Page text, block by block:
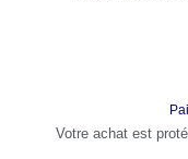
Votre achat est